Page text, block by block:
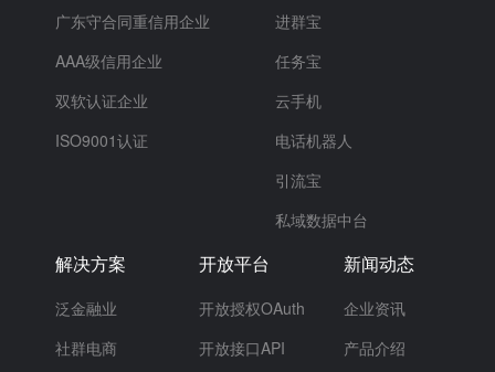
广东守合同重信用企业
AAA级信用企业
双软认证企业
ISO9001认证
进群宝
任务宝
云手机
电话机器人
引流宝
私域数据中台
解决方案
泛金融业
社群电商
开放平台
开放授权OAuth
开放接口API
新闻动态
企业资讯
产品介绍